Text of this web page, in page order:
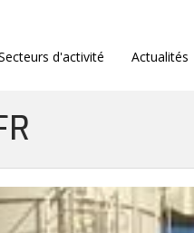
d'activité Actualités